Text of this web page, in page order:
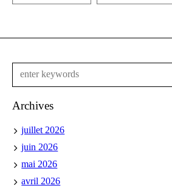
Archives
juillet 2026
juin 2026
mai 2026
avril 2026